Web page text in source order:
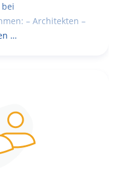
– Architekten –
…